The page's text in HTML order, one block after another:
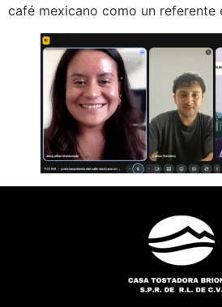
café mexicano como un referente